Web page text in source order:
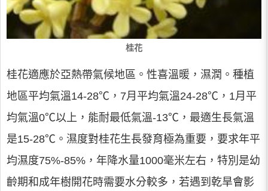
桂花
桂花適應於亞熱帶氣候地區。性喜溫暖，濕潤。種植
地區平均氣溫14-28℃，7月平均氣溫24-28℃，1月平
均氣溫0℃以上，能耐最低氣溫-13℃，最適生長氣溫
是15-28℃。濕度對桂花生長發育極為重要，要求年平
均濕度75%-85%，年降水量1000毫米左右，特別是幼
齡期和成年樹開花時需要水分較多，若遇到乾旱會影